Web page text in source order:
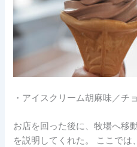
・アイスクリーム胡麻味／チ
お店を回った後に、牧場へ移
を説明してくれた。 ここで